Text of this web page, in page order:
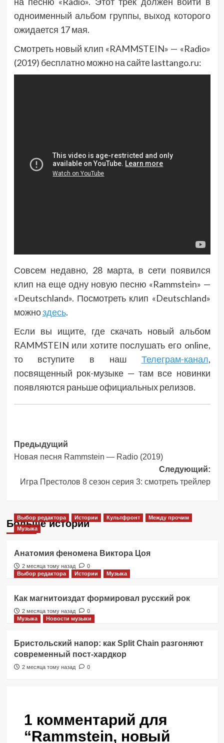
одноименный альбом группы, выход которого
ожидается 17 мая.
Смотреть новый клип «RAMMSTEIN» — «Radio»
(2019) бесплатно можно на сайте lasttango.ru:
Совсем недавно, 28 марта, в сети появился
клип на еще одну новую песню «Rammstein» —
«Deutschland». Посмотреть клип «Deutschland»
можноздесь.
Если вы ищите, где скачать новый альбом
RAMMSTEIN или хотите послушать его online,
то вступите в наш Телеграм-канал,
посвященный рок-музыке — там все новинки
появляются раньше официальных релизов.
Навигация
записи
Предыдущий
Новая песня Rammstein — Radio (2019)
Следующий:
Игра Престолов 8 сезон серия 3: смотреть трейлер
Больше историй
Выбор редактора Истории Культфронт
Между прочим
Музыка
Анатомия феномена Виктора Цоя
2 месяца тому назад
0
Выбор редактора
Истории Музыка
Как магнитоиздат формировал русский рок
2 месяца тому назад
0
Музыка
Новости музыки
Бристольский напор: как Split Chain разгоняют
современный пост-хардкор
2 месяца тому назад 0
1 комментарий для
“Rammstein, новый